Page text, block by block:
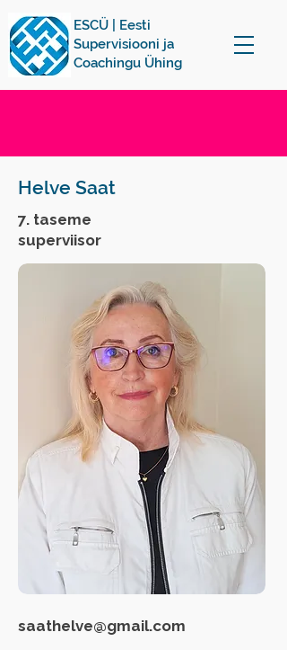
ESCÜ | Eesti
Supervisiooni ja
Coachingu Ühing
Helve Saat
7. taseme
superviisor
saathelve@gmail.com